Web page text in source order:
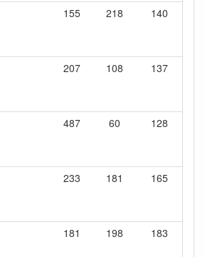
155 218 140
207 108 137
487 60 128
233 181 165
181 198 183